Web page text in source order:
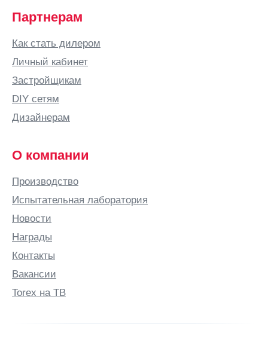
Партнерам
Как стать дилером
Личный кабинет
Застройщикам
DIY сетям
Дизайнерам
О компании
Производство
Испытательная лаборатория
Новости
Награды
Контакты
Вакансии
Torex на ТВ